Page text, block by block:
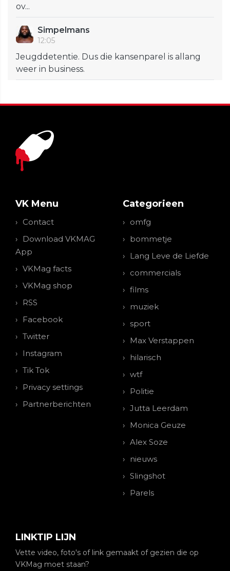
ov...
Simpelmans
12:05
Jeugddetentie. Dus die kansenparel is allang
weer in business.
VK Menu
Contact
Download VKMAG
App
VKMag facts
VKMag shop
RSS
Facebook
Twitter
Instagram
Tik Tok
Privacy settings
Partnerberichten
Categorieen
omfg
bommetje
Lang Leve de Liefde
commercials
films
muziek
sport
Max Verstappen
hilarisch
wtf
Politie
Jutta Leerdam
Monica Geuze
Alex Soze
nieuws
Slingshot
Parels
LINKTIP LIJN
Vette video, foto's of link gemaakt of gezien die op
VKMag moet staan?